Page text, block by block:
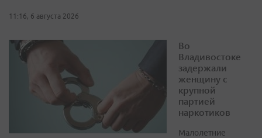
11:16, 6 августа 2026
Во
Владивостоке
задержали
женщину с
крупной
партией
наркотиков
Малолетние